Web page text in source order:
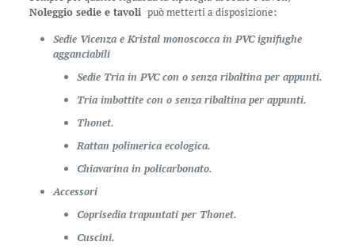
Noleggio sedie e tavoli può metterti a disposizione:
Sedie Vicenza e Kristal monoscocca in PVC ignifughe
agganciabili
Sedie Tria in PVC con o senza ribaltina per appunti.
Tria imbottite con o senza ribaltina per appunti.
Thonet.
Rattan polimerica ecologica.
Chiavarina in policarbonato.
Accessori
Coprisedia trapuntati per Thonet.
Cuscini.